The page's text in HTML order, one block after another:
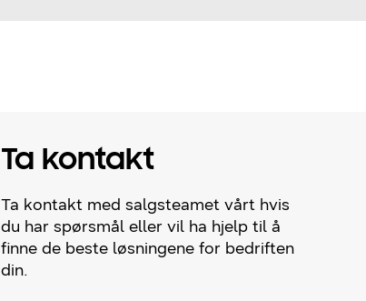
Ta kontakt
Ta kontakt med salgsteamet vårt hvis
du har spørsmål eller vil ha hjelp til å
finne de beste løsningene for bedriften
din.